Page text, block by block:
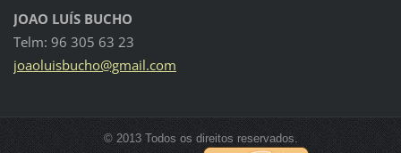
JOAO LUÍS BUCHO
Telm: 96 305 63 23
joaoluisbucho@gmail.com
© 2013 Todos os direitos reservados.